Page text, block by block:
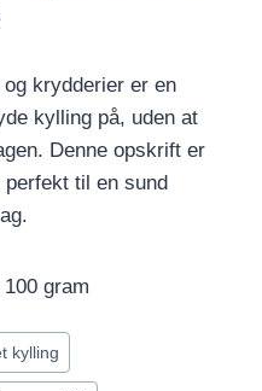
krydderier er en
kylling på, uden at
Denne opskrift er
til en sund
gram
kylling